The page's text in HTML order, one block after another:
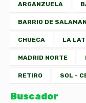
ARGANZUELA
BARRIO DE
CHUECA LA
MADRID NORTE
RETIRO SOL -
Buscador